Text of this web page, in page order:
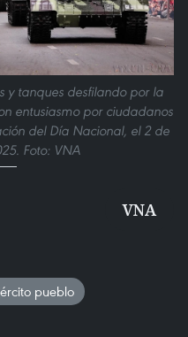
y tanques desfilando por la
entusiasmo por ciudadanos
del Día Nacional, el 2 de
Foto: VNA
VNA
pueblo